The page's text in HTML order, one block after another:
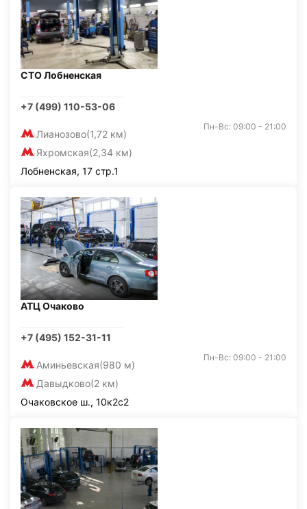
СТО Лобненская
+7 (499) 110-53-06
Лианозово(1,72 км)
Яхромская(2,34 км)
Пн-Вс: 09:00 - 21:00
Лобненская, 17 стр.1
АТЦ Очаково
+7 (495) 152-31-11
Аминьевская(980 м)
Давыдково(2 км)
Пн-Вс: 09:00 - 21:00
Очаковское ш., 10к2с2